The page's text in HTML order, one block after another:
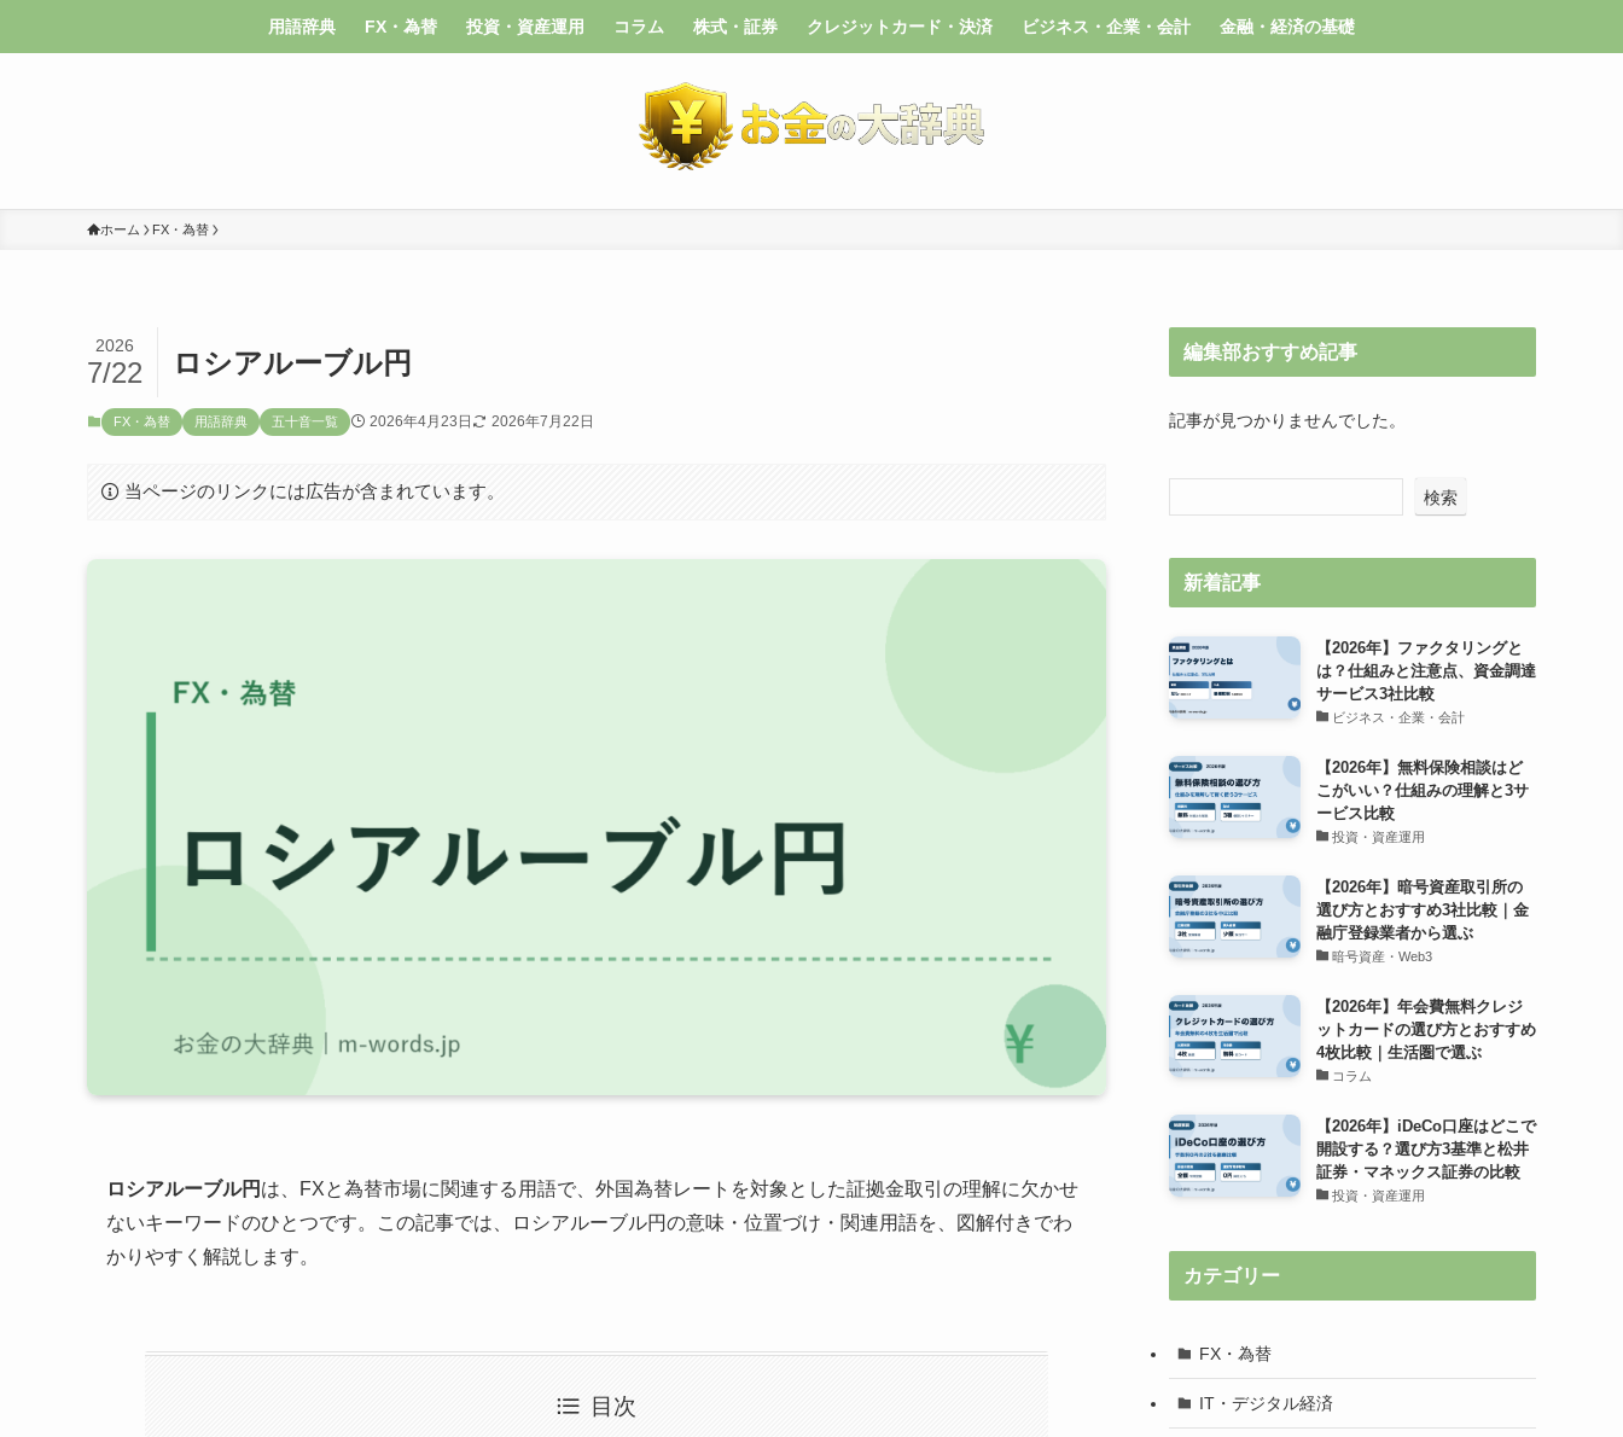
用語辞典 FX・為替 投資・資産運用 コラム 株式・証券 クレジットカード・決済 ビジネス・企業・会計 金融・経済の基礎
ホーム FX・為替
ロシアルーブル円
2026
7/22
FX・為替 用語辞典 五十音一覧 2026年4月23日 2026年7月22日
当ページのリンクには広告が含まれています。
ロシアルーブル円 は、FXと為替市場に関連する用語で、外国為替レートを対象とした証拠金取引の理解に欠かせ
ないキーワードのひとつです。この記事では、ロシアルーブル円の意味・位置づけ・関連用語を、図解付きでわ
かりやすく解説します。
目次
編集部おすすめ記事
記事が見つかりませんでした。
検索
新着記事
【2026年】ファクタリングと
は？仕組みと注意点、資金調達
サービス3社比較
ビジネス・企業・会計
【2026年】無料保険相談はど
こがいい？仕組みの理解と3サ
ービス比較
投資・資産運用
【2026年】暗号資産取引所の
選び方とおすすめ3社比較｜金
融庁登録業者から選ぶ
暗号資産・Web3
【2026年】年会費無料クレジ
ットカードの選び方とおすすめ
4枚比較｜生活圏で選ぶ
コラム
【2026年】iDeCo口座はどこで
開設する？選び方3基準と松井
証券・マネックス証券の比較
投資・資産運用
カテゴリー
FX・為替
IT・デジタル経済